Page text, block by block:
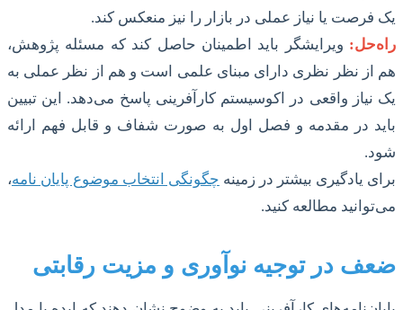
یک فرصت یا نیاز عملی در بازار را نیز منعکس کند.
راه‌حل: ویرایشگر باید اطمینان حاصل کند که مسئله پژوهش،
هم از نظر نظری دارای مبنای علمی است و هم از نظر عملی به
یک نیاز واقعی در اکوسیستم کارآفرینی پاسخ می‌دهد. این تبیین
باید در مقدمه و فصل اول به صورت شفاف و قابل فهم ارائه
شود.
برای یادگیری بیشتر در زمینه چگونگی انتخاب موضوع پایان نامه،
می‌توانید مطالعه کنید.
ضعف در توجیه نوآوری و مزیت رقابتی